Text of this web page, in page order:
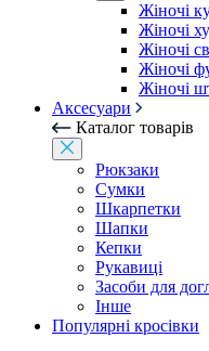
Жіночі
Жіночі
Жіночі
Жіночі
Жіночі
Аксесуари
Каталог товарів
Рюкзаки
Сумки
Шкарпетки
Шапки
Кепки
Рукавиці
Засоби для
Інше
Популярні кросівки